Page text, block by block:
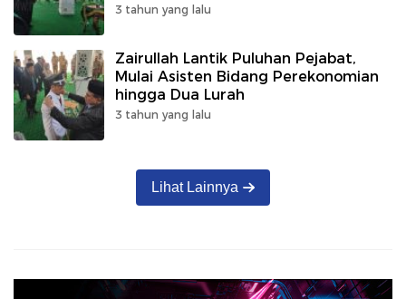
3 tahun yang lalu
Zairullah Lantik Puluhan Pejabat,
Mulai Asisten Bidang Perekonomian
hingga Dua Lurah
3 tahun yang lalu
Lihat Lainnya